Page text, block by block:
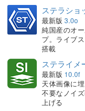
ステラショ
最新版 3.0o
純国産のオ
プ。ライブ
搭載
ステライメ
最新版 10.0f
天体画像に
不要なノイ
上げる